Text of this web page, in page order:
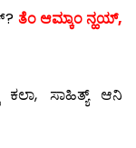
ತೆಂ ಆಮ್ಕಾಂ ನ್ಹಯ್,
ಸಾಹಿತ್ಯ್ ಆನಿ